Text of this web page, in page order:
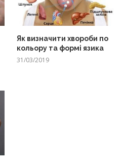
Як визначити хвороби по
кольору та формі язика
31/03/2019